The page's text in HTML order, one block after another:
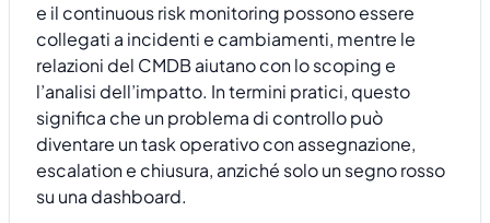
e il continuous risk monitoring possono essere
collegati a incidenti e cambiamenti, mentre le
relazioni del CMDB aiutano con lo scoping e
l’analisi dell’impatto. In termini pratici, questo
significa che un problema di controllo può
diventare un task operativo con assegnazione,
escalation e chiusura, anziché solo un segno rosso
su una dashboard.